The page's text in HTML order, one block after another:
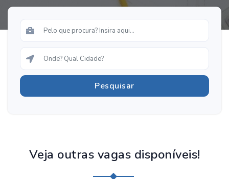
Veja outras vagas disponíveis!